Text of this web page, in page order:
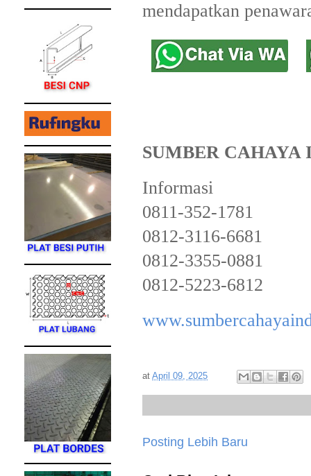
mendapatkan
SUMBER CAHAYA
Informasi
0811-352-1781
0812-3116-6681
0812-3355-0881
0812-5223-6812
at April 09, 2025
Posting Lebih Baru